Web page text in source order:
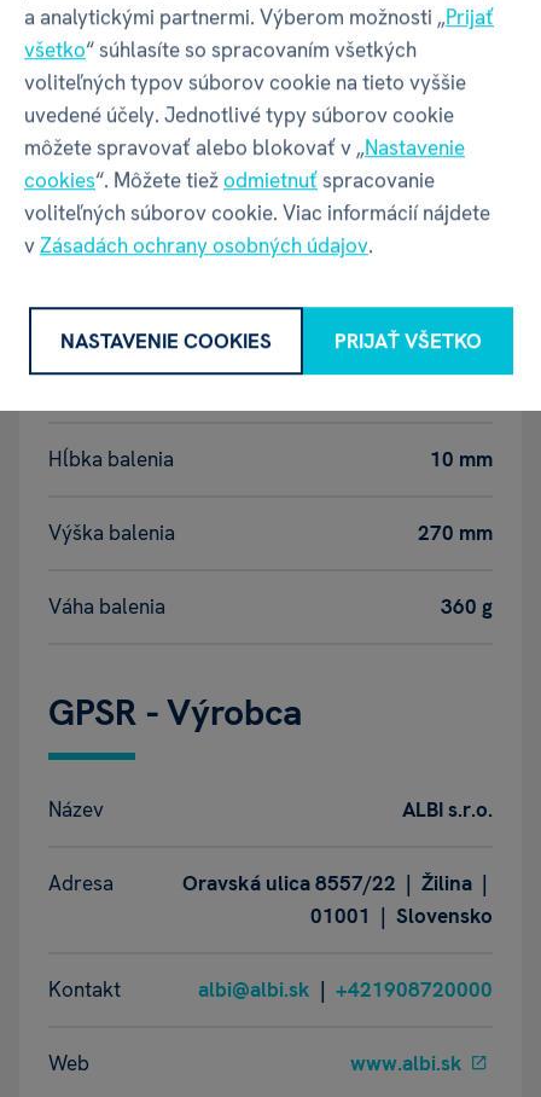
Doba hrania 10+
Počet hráčov
Vek
Šírka balenia 230 mm
Hĺbka balenia 10 mm
Výška balenia 270 mm
Váha balenia 360 g
GPSR - Výrobca
Název ALBI s.r.o.
Adresa
Oravská ulica 8557/22 | Žilina |
01001 | Slovensko
Kontakt albi@albi.sk | +421908720000
Web www.albi.sk
a analytickými partnermi. Výberom možnosti „Prijať
všetko“ súhlasíte so spracovaním všetkých
voliteľných typov súborov cookie na tieto vyššie
uvedené účely. Jednotlivé typy súborov cookie
môžete spravovať alebo blokovať v „Nastavenie
cookies“. Môžete tiežodmietnuťspracovanie
voliteľných súborov cookie. Viac informácií nájdete
vZásadách ochrany osobných údajov.
NASTAVENIE COOKIES PRIJAŤ VŠETKO